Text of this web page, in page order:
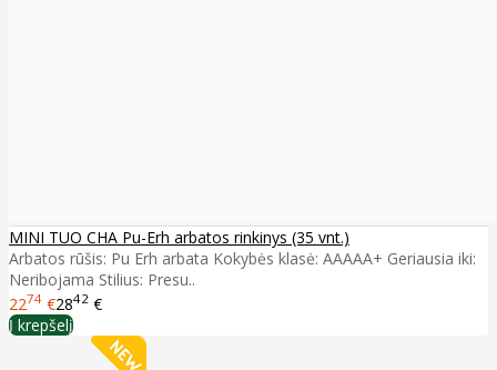
MINI TUO CHA Pu-Erh arbatos rinkinys (35 vnt.)
Arbatos rūšis: Pu Erh arbata Kokybės klasė: AAAAA+ Geriausia iki:
Neribojama Stilius: Presu..
2274 €2842 €
Į krepšelį